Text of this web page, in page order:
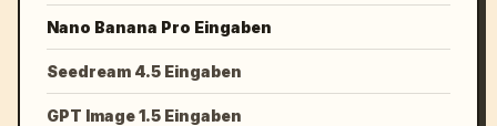
Nano Banana Pro Eingaben
Seedream 4.5 Eingaben
GPT Image 1.5 Eingaben